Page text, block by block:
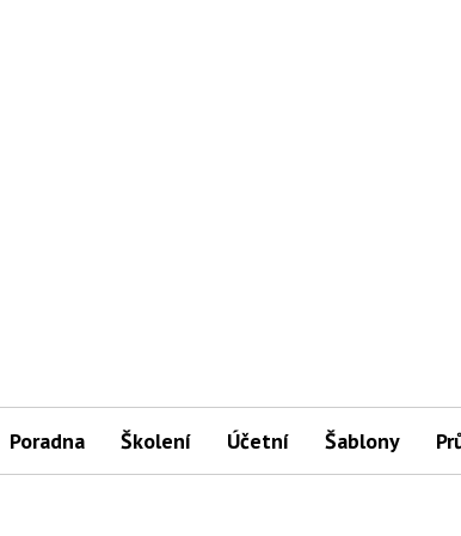
Poradna Školení Účetní Šablony